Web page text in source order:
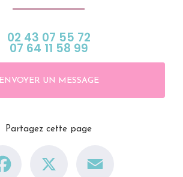
02 43 07 55 72
07 64 11 58 99
ENVOYER UN MESSAGE
Partagez cette page